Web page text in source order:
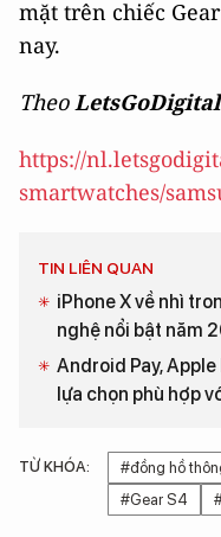
mặt trên chiếc
nay.
Theo LetsGoDigital
https://
smartwatches/
TIN LIÊN QUAN
iPhone X về nhì
nghệ nổi bật năm
Android Pay, Apple
lựa chọn phù hợp
TỪ KHÓA: #đồng hồ
#Gear S4